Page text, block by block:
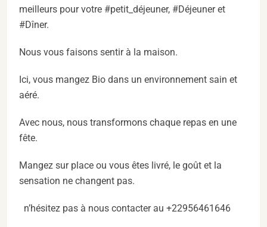
meilleurs pour votre #petit_déjeuner, #Déjeuner et
#Dîner.
Nous vous faisons sentir à la maison.
Ici, vous mangez Bio dans un environnement sain et
aéré.
Avec nous, nous transformons chaque repas en une
fête.
Mangez sur place ou vous êtes livré, le goût et la
sensation ne changent pas.
n’hésitez pas à nous contacter au +22956461646